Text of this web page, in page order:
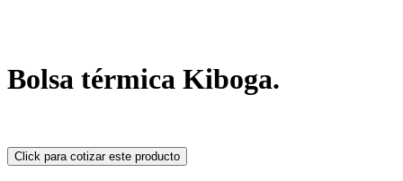
Bolsa térmica Kiboga.